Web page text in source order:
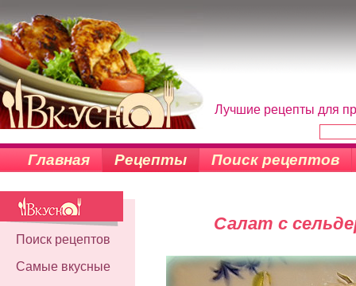
Лучшие рецепты для
Главная Рецепты Поиск рецептов
Поиск рецептов
Самые вкусные
Салат с